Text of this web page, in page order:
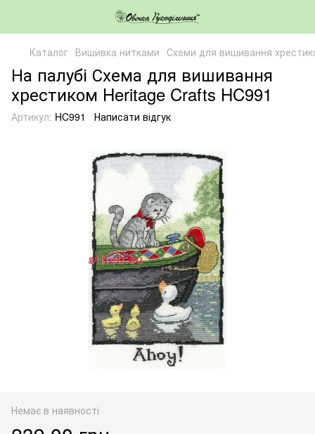
Каталог Вишивка нитками Схеми для вишивання
На палубі Схема для вишивання
хрестиком Heritage Crafts HC991
Артикул: HC991 Написати відгук
Немає в наявності